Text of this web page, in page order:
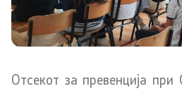
Меѓународна соработка
Отсекот за превенција